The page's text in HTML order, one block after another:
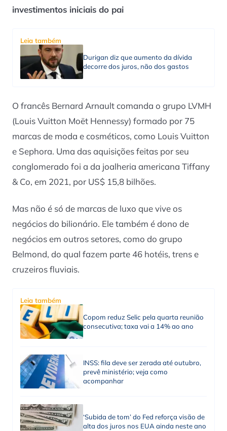
investimentos iniciais do pai
Leia também
Durigan diz que aumento da dívida
decorre dos juros, não dos gastos
O francês Bernard Arnault comanda o grupo LVMH
(Louis Vuitton Moët Hennessy) formado por 75
marcas de moda e cosméticos, como Louis Vuitton
e Sephora. Uma das aquisições feitas por seu
conglomerado foi a da joalheria americana Tiffany
& Co, em 2021, por US$ 15,8 bilhões.
Mas não é só de marcas de luxo que vive os
negócios do bilionário. Ele também é dono de
negócios em outros setores, como do grupo
Belmond, do qual fazem parte 46 hotéis, trens e
cruzeiros fluviais.
Leia também
Copom reduz Selic pela quarta reunião
consecutiva; taxa vai a 14% ao ano
INSS: fila deve ser zerada até outubro,
prevê ministério; veja como
acompanhar
‘Subida de tom’ do Fed reforça visão de
alta dos juros nos EUA ainda neste ano